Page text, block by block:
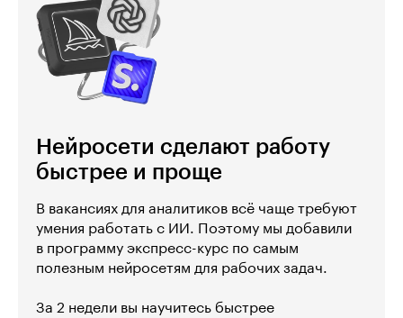
Нейросети сделают работу
быстрее и проще
В вакансиях для аналитиков всё чаще требуют
умения работать с ИИ. Поэтому мы добавили
в программу экспресс-курс по самым
полезным нейросетям для рабочих задач.
За 2 недели вы научитесь быстрее